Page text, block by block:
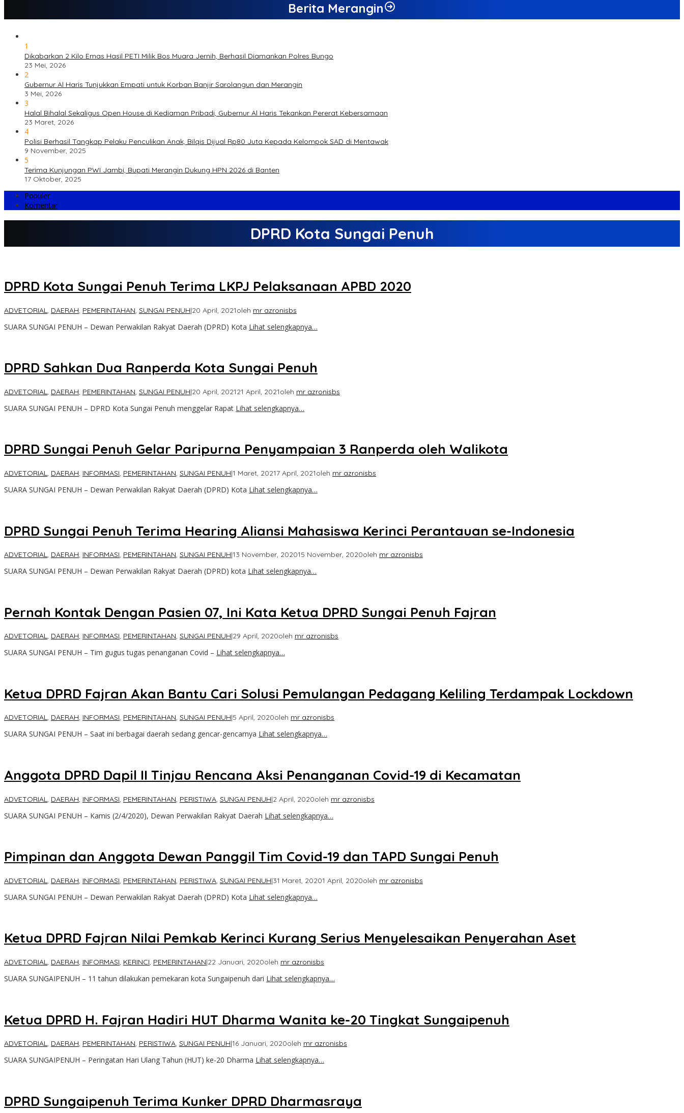
Berita Merangin
1
Dikabarkan 2 Kilo Emas Hasil PETI Milik Bos Muara Jernih, Berhasil Diamankan Polres Bungo
23 Mei, 2026
2
Gubernur Al Haris Tunjukkan Empati untuk Korban Banjir Sarolangun dan Merangin
3 Mei, 2026
3
Halal Bihalal Sekaligus Open House di Kediaman Pribadi, Gubernur Al Haris Tekankan Pererat Kebersamaan
23 Maret, 2026
4
Polisi Berhasil Tangkap Pelaku Penculikan Anak, Bilqis Dijual Rp80 Juta Kepada Kelompok SAD di Mentawak
9 November, 2025
5
Terima Kunjungan PWI Jambi, Bupati Merangin Dukung HPN 2026 di Banten
17 Oktober, 2025
Populer
Komentar
DPRD Kota Sungai Penuh
DPRD Kota Sungai Penuh Terima LKPJ Pelaksanaan APBD 2020
ADVETORIAL, DAERAH, PEMERINTAHAN, SUNGAI PENUH|20 April, 2021oleh mr azronisbs
SUARA SUNGAI PENUH – Dewan Perwakilan Rakyat Daerah (DPRD) Kota Lihat selengkapnya…
DPRD Sahkan Dua Ranperda Kota Sungai Penuh
ADVETORIAL, DAERAH, PEMERINTAHAN, SUNGAI PENUH|20 April, 202121 April, 2021oleh mr azronisbs
SUARA SUNGAI PENUH – DPRD Kota Sungai Penuh menggelar Rapat Lihat selengkapnya…
DPRD Sungai Penuh Gelar Paripurna Penyampaian 3 Ranperda oleh Walikota
ADVETORIAL, DAERAH, INFORMASI, PEMERINTAHAN, SUNGAI PENUH|1 Maret, 20217 April, 2021oleh mr azronisbs
SUARA SUNGAI PENUH – Dewan Perwakilan Rakyat Daerah (DPRD) Kota Lihat selengkapnya…
DPRD Sungai Penuh Terima Hearing Aliansi Mahasiswa Kerinci Perantauan se-Indonesia
ADVETORIAL, DAERAH, INFORMASI, PEMERINTAHAN, SUNGAI PENUH|13 November, 202015 November, 2020oleh mr azronisbs
SUARA SUNGAI PENUH – Dewan Perwakilan Rakyat Daerah (DPRD) kota Lihat selengkapnya…
Pernah Kontak Dengan Pasien 07, Ini Kata Ketua DPRD Sungai Penuh Fajran
ADVETORIAL, DAERAH, INFORMASI, PEMERINTAHAN, SUNGAI PENUH|29 April, 2020oleh mr azronisbs
SUARA SUNGAI PENUH – Tim gugus tugas penanganan Covid – Lihat selengkapnya…
Ketua DPRD Fajran Akan Bantu Cari Solusi Pemulangan Pedagang Keliling Terdampak Lockdown
ADVETORIAL, DAERAH, INFORMASI, PEMERINTAHAN, SUNGAI PENUH|5 April, 2020oleh mr azronisbs
SUARA SUNGAI PENUH – Saat ini berbagai daerah sedang gencar-gencarnya Lihat selengkapnya…
Anggota DPRD Dapil II Tinjau Rencana Aksi Penanganan Covid-19 di Kecamatan
ADVETORIAL, DAERAH, INFORMASI, PEMERINTAHAN, PERISTIWA, SUNGAI PENUH|2 April, 2020oleh mr azronisbs
SUARA SUNGAI PENUH – Kamis (2/4/2020), Dewan Perwakilan Rakyat Daerah Lihat selengkapnya…
Pimpinan dan Anggota Dewan Panggil Tim Covid-19 dan TAPD Sungai Penuh
ADVETORIAL, DAERAH, INFORMASI, PEMERINTAHAN, PERISTIWA, SUNGAI PENUH|31 Maret, 20201 April, 2020oleh mr azronisbs
SUARA SUNGAI PENUH – Dewan Perwakilan Rakyat Daerah (DPRD) Kota Lihat selengkapnya…
Ketua DPRD Fajran Nilai Pemkab Kerinci Kurang Serius Menyelesaikan Penyerahan Aset
ADVETORIAL, DAERAH, INFORMASI, KERINCI, PEMERINTAHAN|22 Januari, 2020oleh mr azronisbs
SUARA SUNGAIPENUH – 11 tahun dilakukan pemekaran kota Sungaipenuh dari Lihat selengkapnya…
Ketua DPRD H. Fajran Hadiri HUT Dharma Wanita ke-20 Tingkat Sungaipenuh
ADVETORIAL, DAERAH, PEMERINTAHAN, PERISTIWA, SUNGAI PENUH|16 Januari, 2020oleh mr azronisbs
SUARA SUNGAIPENUH – Peringatan Hari Ulang Tahun (HUT) ke-20 Dharma Lihat selengkapnya…
DPRD Sungaipenuh Terima Kunker DPRD Dharmasraya